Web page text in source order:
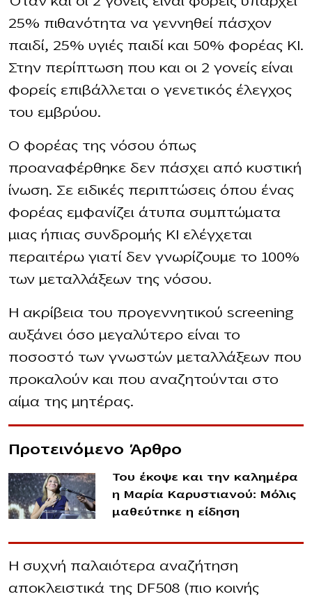
25% πιθανότητα να γεννηθεί πάσχον
παιδί, 25% υγιές παιδί και 50% φορέας ΚΙ.
Στην περίπτωση που και οι 2 γονείς είναι
φορείς επιβάλλεται ο γενετικός έλεγχος
του εμβρύου.
Ο φορέας της νόσου όπως
προαναφέρθηκε δεν πάσχει από κυστική
ίνωση. Σε ειδικές περιπτώσεις όπου ένας
φορέας εμφανίζει άτυπα συμπτώματα
μιας ήπιας συνδρομής ΚΙ ελέγχεται
περαιτέρω γιατί δεν γνωρίζουμε το 100%
των μεταλλάξεων της νόσου.
Η ακρίβεια του προγεννητικού screening
αυξάνει όσο μεγαλύτερο είναι το
ποσοστό των γνωστών μεταλλάξεων που
προκαλούν και που αναζητούνται στο
αίμα της μητέρας.
Προτεινόμενο Άρθρο
Του έκοψε και την καλημέρα
η Μαρία Καρυστιανού: Μόλις
μαθεύτnκε η είδηση
Η συχνή παλαιότερα αναζήτηση
αποκλειστικά της DF508 (πιο κοινής